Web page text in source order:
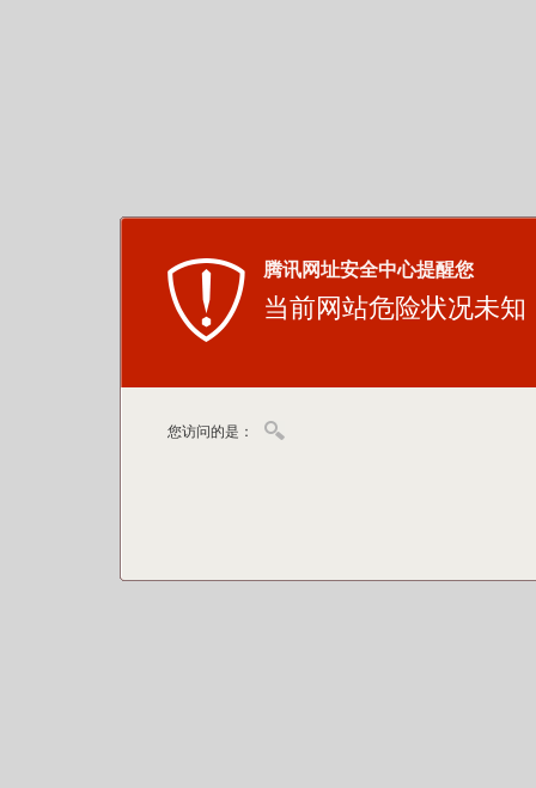
腾讯网址安全中心提醒您
当前网站危险状况未知
您访问的是：